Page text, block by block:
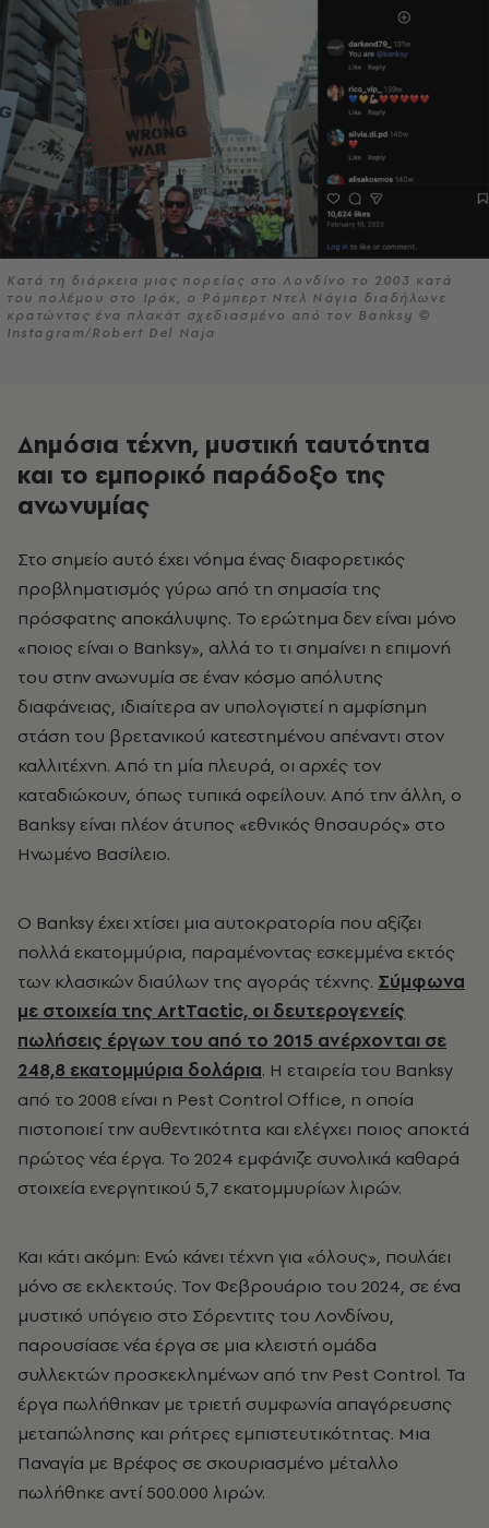
Κατά τη διάρκεια μιας πορείας στο Λονδίνο το 2003 κατά
του πολέμου στο Ιράκ, ο Ρόμπερτ Ντελ Νάγια διαδήλωνε
κρατώντας ένα πλακάτ σχεδιασμένο από τον Banksy ©
Instagram/Robert Del Naja
Δημόσια τέχνη, μυστική ταυτότητα
και το εμπορικό παράδοξο της
ανωνυμίας
Στο σημείο αυτό έχει νόημα ένας διαφορετικός
προβληματισμός γύρω από τη σημασία της
πρόσφατης αποκάλυψης. Το ερώτημα δεν είναι μόνο
«ποιος είναι ο Banksy», αλλά το τι σημαίνει η επιμονή
του στην ανωνυμία σε έναν κόσμο απόλυτης
διαφάνειας, ιδιαίτερα αν υπολογιστεί η αμφίσημη
στάση του βρετανικού κατεστημένου απέναντι στον
καλλιτέχνη. Από τη μία πλευρά, οι αρχές τον
καταδιώκουν, όπως τυπικά οφείλουν. Από την άλλη, ο
Banksy είναι πλέον άτυπος «εθνικός θησαυρός» στο
Ηνωμένο Βασίλειο.
Ο Banksy έχει χτίσει μια αυτοκρατορία που αξίζει
πολλά εκατομμύρια, παραμένοντας εσκεμμένα εκτός
των κλασικών διαύλων της αγοράς τέχνης. Σύμφωνα
με στοιχεία της ArtTactic, οι δευτερογενείς
πωλήσεις έργων του από το 2015 ανέρχονται σε
248,8 εκατομμύρια δολάρια. Η εταιρεία του Banksy
από το 2008 είναι η Pest Control Office, η οποία
πιστοποιεί την αυθεντικότητα και ελέγχει ποιος αποκτά
πρώτος νέα έργα. Το 2024 εμφάνιζε συνολικά καθαρά
στοιχεία ενεργητικού 5,7 εκατομμυρίων λιρών.
Και κάτι ακόμη: Ενώ κάνει τέχνη για «όλους», πουλάει
μόνο σε εκλεκτούς. Τον Φεβρουάριο του 2024, σε ένα
μυστικό υπόγειο στο Σόρεντιτς του Λονδίνου,
παρουσίασε νέα έργα σε μια κλειστή ομάδα
συλλεκτών προσκεκλημένων από την Pest Control. Τα
έργα πωλήθηκαν με τριετή συμφωνία απαγόρευσης
μεταπώλησης και ρήτρες εμπιστευτικότητας. Μια
Παναγία με Βρέφος σε σκουριασμένο μέταλλο
πωλήθηκε αντί 500.000 λιρών.